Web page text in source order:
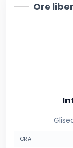
Ore
ORA